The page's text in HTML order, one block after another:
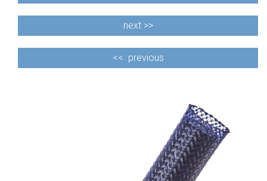
next >>
<< previous